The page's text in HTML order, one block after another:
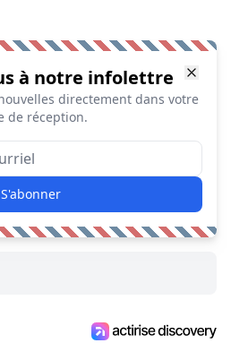
à notre infolettre
directement dans votre
de réception.
S'abonner